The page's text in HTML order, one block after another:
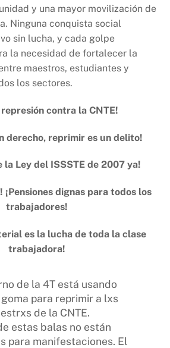
y una mayor movilización de
Ninguna conquista social
sin lucha, y cada golpe
la necesidad de fortalecer la
maestros, estudiantes y
los sectores.
represión contra la CNTE!
derecho, reprimir es un delito!
la Ley del ISSSTE de 2007 ya!
¡Pensiones dignas para todos los
trabajadores!
es la lucha de toda la clase
trabajadora!
de la 4T está usando
para reprimir a lxs
de la CNTE.
estas balas no están
para manifestaciones. El